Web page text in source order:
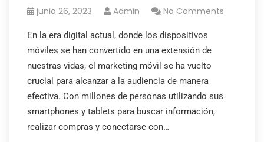
junio 26, 2023 Admin No Comments
En la era digital actual, donde los dispositivos
móviles se han convertido en una extensión de
nuestras vidas, el marketing móvil se ha vuelto
crucial para alcanzar a la audiencia de manera
efectiva. Con millones de personas utilizando sus
smartphones y tablets para buscar información,
realizar compras y conectarse con…